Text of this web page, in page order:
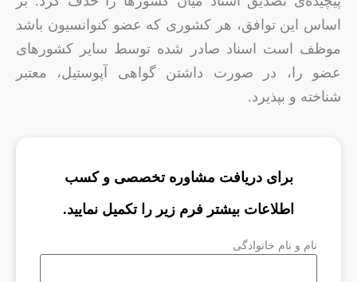
اساس این توافق، هر کشوری که عضو کنوانسیون باشد
موظف است اسناد صادر شده توسط سایر کشورهای
عضو را، در صورت داشتن گواهی آپوستیل، معتبر
شناخته و بپذیرد.
برای دریافت مشاوره تخصصی و کسب
اطلاعات بیشتر فرم زیر را تکمیل نمایید.
نام و نام خانوادگی